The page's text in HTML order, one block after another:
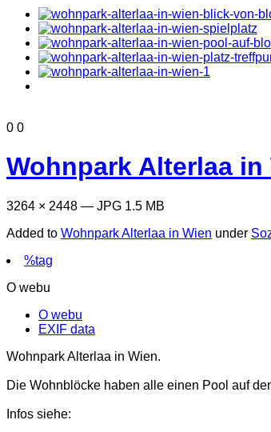
0 0
Wohnpark Alterlaa
3264 × 2448 — JPG 1.5 MB
Added to Wohnpark Alterlaa in Wien under
%tag
O webu
O webu
EXIF data
Wohnpark Alterlaa in Wien.
Die Wohnblöcke haben alle einen Pool auf
Infos siehe: